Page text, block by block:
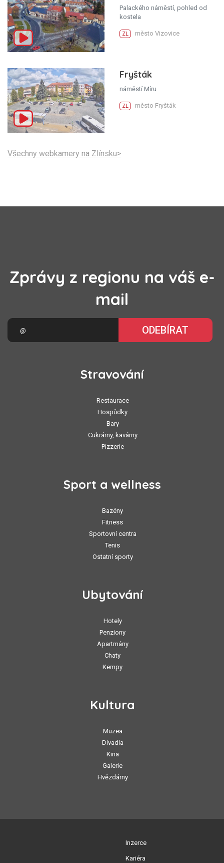
Palackého náměstí, pohled od
kostela
ZL město Vizovice
Fryšták
náměstí Míru
ZL město Fryšták
Všechny webkamery na Zlínsku>
Zprávy z regionu na váš e-
mail
ODEBÍRAT
Stravování
Restaurace
Hospůdky
Bary
Cukrárny, kavárny
Pizzerie
Sport a wellness
Bazény
Fitness
Sportovní centra
Tenis
Ostatní sporty
Ubytování
Hotely
Penziony
Apartmány
Chaty
Kempy
Kultura
Muzea
Divadla
Kina
Galerie
Hvězdárny
Inzerce
Kariéra